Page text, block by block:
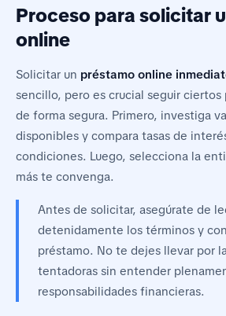
Proceso para solicitar
online
Solicitar un préstamo online
sencillo, pero es crucial seguir ciertos
de forma segura. Primero, investiga
disponibles y compara tasas de
condiciones. Luego, selecciona la
más te convenga.
Antes de solicitar, asegúrate de
detenidamente los términos y
préstamo. No te dejes llevar por
tentadoras sin entender
responsabilidades financieras.